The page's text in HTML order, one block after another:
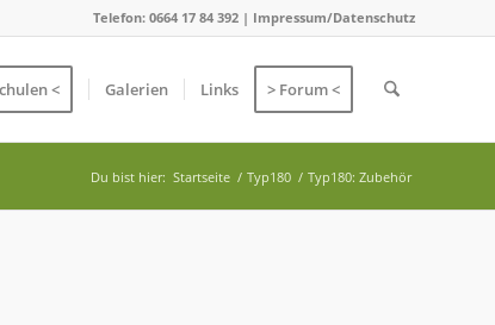
Telefon: 0664 17 84 392 | Impressum/Datenschutz
< Galerien Links > Forum <
Du bist hier: Startseite / Typ180 / Typ180: Zubehör